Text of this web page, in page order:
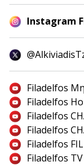
Instagram
Filadelfos
Filadelfos
Filadelfos
Filadelfos
Filadelfos
Filadelfos